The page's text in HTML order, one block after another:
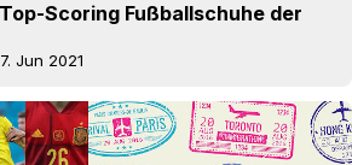
Scoring Fußballschuhe der
Jun 2021